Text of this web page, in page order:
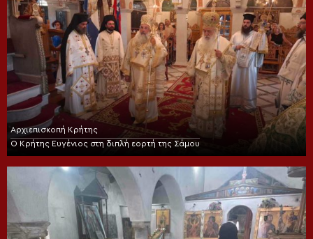
Αρχιεπισκοπή Κρήτης
Ο Κρήτης Ευγένιος στη διπλή εορτή της Σάμου